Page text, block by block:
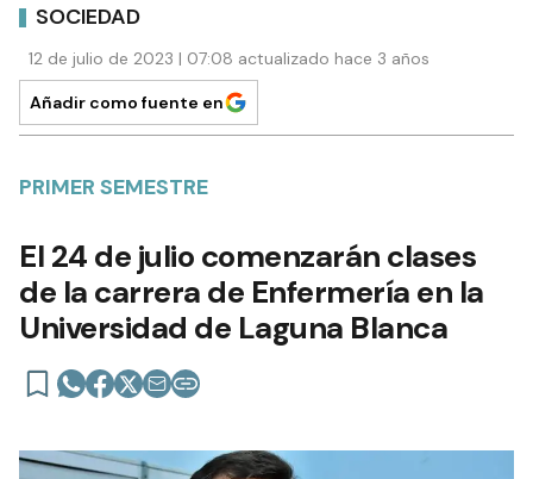
SOCIEDAD
12 de julio de 2023 | 07:08 actualizado hace 3 años
Añadir como fuente en
PRIMER SEMESTRE
El 24 de julio comenzarán clases
de la carrera de Enfermería en la
Universidad de Laguna Blanca